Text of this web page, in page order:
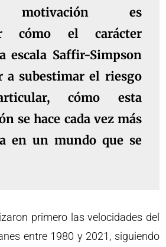
motivación es
cómo el carácter
escala Saffir-Simpson
a subestimar el riesgo
cómo esta
se hace cada vez más
en un mundo que se
primero las velocidades del
entre 1980 y 2021, siguiendo